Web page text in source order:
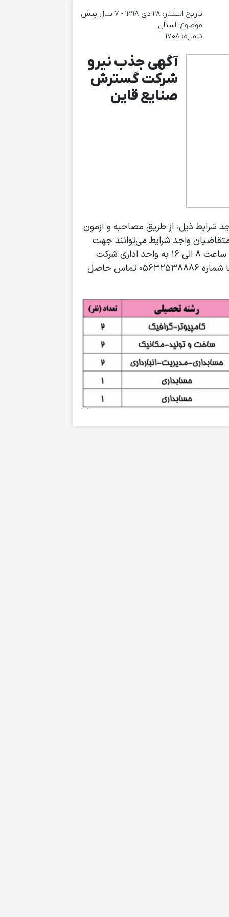
تاریخ انتشار: ۲۸ دی ۱۳۹۸ - 7 سال پیش
موضوع:‌ استان
شماره: 1708
آگهی جذب نیرو
شرکت گسترش
صنایع قاین
شرایط ذیل، از طریق مصاحبه و آزمون
واجد شرایط می‌توانند جهت
ثبت‌نام همه روزه (به جز ایام تعطیلی و پنج‌شنبه‌ها) از ساعت 8 الی 16 به واحد اداری شرکت
واقع در شرکت واقع در شهرک صنعتی قاین مراجعه یا با شماره 05632538886 تماس حاصل